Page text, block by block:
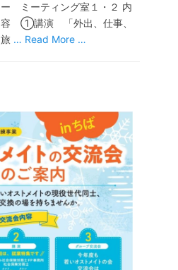
ー ミーティング室１・２ 内
容 ①講演 「外出、仕事、
旅 … Read More …